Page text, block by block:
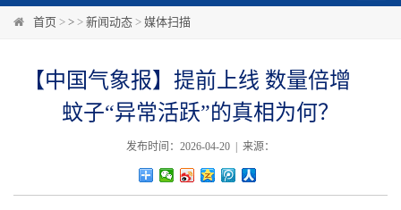
首页 > > > 新闻动态 > 媒体扫描
【中国气象报】提前上线 数量倍增
蚊子“异常活跃”的真相为何？
发布时间：2026-04-20 | 来源：